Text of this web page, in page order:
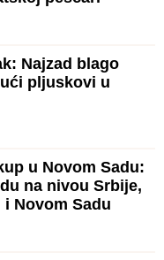
Najzad blago
pljuskovi u
u Novom Sadu:
na nivou Srbije,
Novom Sadu